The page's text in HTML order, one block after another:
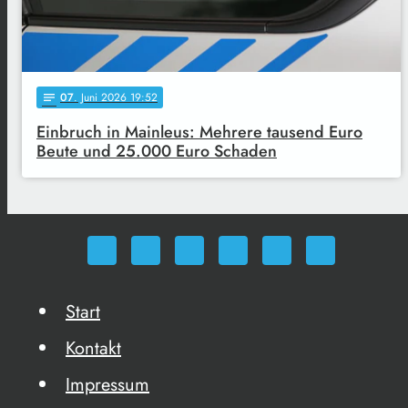
notes 07. Juni 2026 19:52
Einbruch in Mainleus: Mehrere tausend Euro
Beute und 25.000 Euro Schaden
Start
Kontakt
Impressum